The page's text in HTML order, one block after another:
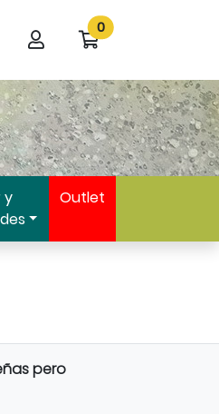
Ir
mi
compra
0
y
Outlet
pero